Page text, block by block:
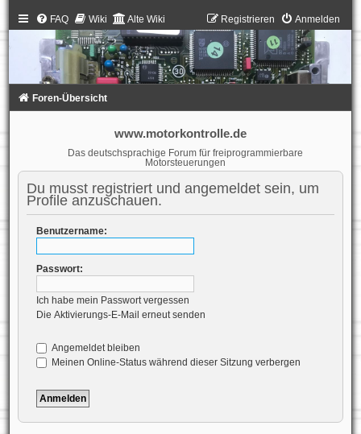
FAQ Wiki Alte Wiki Anmelden
Registrieren
Foren-Übersicht
www.motorkontrolle.de
Das deutschsprachige Forum für freiprogrammierbare
Motorsteuerungen
Du musst registriert und angemeldet sein, um
Profile anzuschauen.
Benutzername:
Passwort:
Ich habe mein Passwort vergessen
Die Aktivierungs-E-Mail erneut senden
Angemeldet bleiben
Meinen Online-Status während dieser Sitzung verbergen